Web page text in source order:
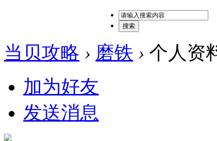
搜索
当贝攻略 › 磨铁 › 个人资
加为好友
发送消息